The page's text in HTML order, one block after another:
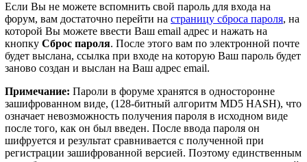
Если Вы не можете вспомнить свой пароль для входа на
форум, вам достаточно перейти на страницу сброса пароля, на
которой Вы можете ввести Ваш email адрес и нажать на
кнопку Сброс пароля. После этого вам по электронной почте
будет выслана, ссылка при входе на которую Ваш пароль будет
заново создан и выслан на Ваш адрес email.
Примечание: Пароли в форуме хранятся в односторонне
зашифрованном виде, (128-битный алгоритм MD5 HASH), что
означает невозможность получения пароля в исходном виде
после того, как он был введен. После ввода пароля он
шифруется и результат сравнивается с полученной при
регистрации зашифрованной версией. Поэтому единственным